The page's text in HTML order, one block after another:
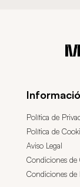
Política de
Política de
Aviso Legal
Condiciones de
Condiciones de